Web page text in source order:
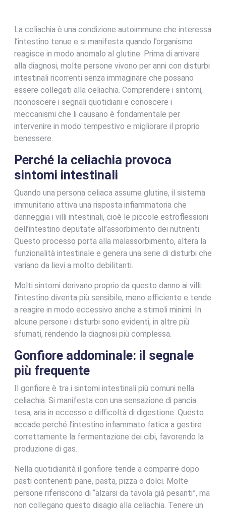
La celiachia è una condizione autoimmune che interessa
l’intestino tenue e si manifesta quando l’organismo
reagisce in modo anomalo al glutine. Prima di arrivare
alla diagnosi, molte persone vivono per anni con disturbi
intestinali ricorrenti senza immaginare che possano
essere collegati alla celiachia. Comprendere i sintomi,
riconoscere i segnali quotidiani e conoscere i
meccanismi che li causano è fondamentale per
intervenire in modo tempestivo e migliorare il proprio
benessere.
Perché la celiachia provoca
sintomi intestinali
Quando una persona celiaca assume glutine, il sistema
immunitario attiva una risposta infiammatoria che
danneggia i villi intestinali, cioè le piccole estroflessioni
dell’intestino deputate all’assorbimento dei nutrienti.
Questo processo porta alla malassorbimento, altera la
funzionalità intestinale e genera una serie di disturbi che
variano da lievi a molto debilitanti.
Molti sintomi derivano proprio da questo danno ai villi:
l’intestino diventa più sensibile, meno efficiente e tende
a reagire in modo eccessivo anche a stimoli minimi. In
alcune persone i disturbi sono evidenti, in altre più
sfumati, rendendo la diagnosi più complessa.
Gonfiore addominale: il segnale
più frequente
Il gonfiore è tra i sintomi intestinali più comuni nella
celiachia. Si manifesta con una sensazione di pancia
tesa, aria in eccesso e difficoltà di digestione. Questo
accade perché l’intestino infiammato fatica a gestire
correttamente la fermentazione dei cibi, favorendo la
produzione di gas.
Nella quotidianità il gonfiore tende a comparire dopo
pasti contenenti pane, pasta, pizza o dolci. Molte
persone riferiscono di “alzarsi da tavola già pesanti”, ma
non collegano questo disagio alla celiachia. Tenere un